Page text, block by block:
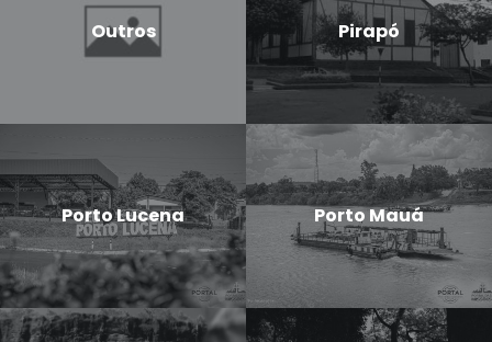
Outros Pirapó
Porto Lucena Porto Mauá